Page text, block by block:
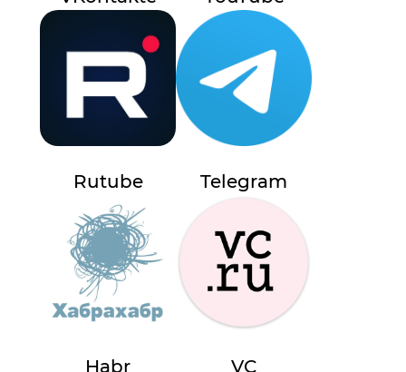
Rutube Telegram
Habr VC